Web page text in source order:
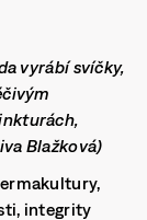
vyrábí svíčky,
Blažková)
integrity